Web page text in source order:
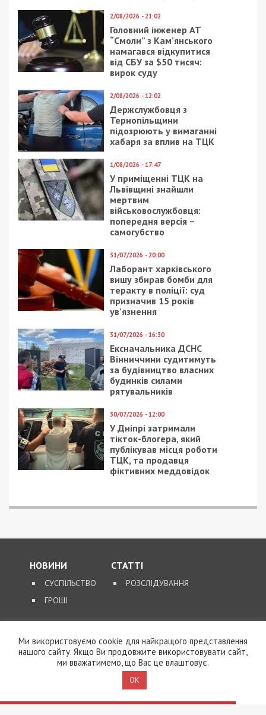
2/08/2026 - 21:02
Головний інженер АТ
“Смоли” з Кам’янського
намагався відкупитися
від СБУ за $50 тисяч:
вирок суду
2/08/2026 - 12:02
Держслужбовця з
Тернопільщини
підозрюють у вимаганні
хабаря за вплив на ТЦК
1/08/2026 - 17:47
У приміщенні ТЦК на
Львівщині знайшли
мертвим
військовослужбовця:
попередня версія –
самогубство
31/07/2026 - 20:00
Лаборант харківського
вишу збирав бомби для
теракту в поліції: суд
призначив 15 років
ув’язнення
31/07/2026 - 16:30
Ексначальника ДСНС
Вінниччини судитимуть
за будівництво власних
будинків силами
рятувальників
30/07/2026 - 12:00
У Дніпрі затримали
тікток-блогера, який
публікував місця роботи
ТЦК, та продавця
фіктивних меддовідок
НОВИНИ
СУСПІЛЬСТВО
ГРОШІ
СТАТТІ
РОЗСЛІДУВАННЯ
КОНТАКТИ
Ми використовуємо cookie для найкращого представлення
нашого сайту. Якщо Ви продовжите використовувати сайт,
ми вважатимемо, що Вас це влаштовує.
OK